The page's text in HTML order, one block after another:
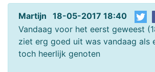
Martijn 18-05-2017 18:40
Vandaag voor het eerst geweest
ziet erg goed uit was vandaag als
toch heerlijk genoten